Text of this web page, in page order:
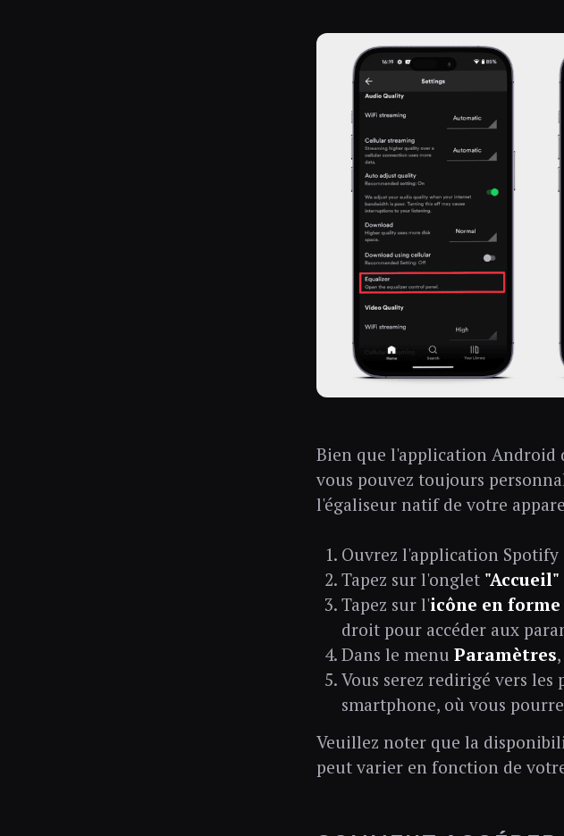
Bien que l'application Android
vous pouvez toujours
l'égaliseur natif de votre
Ouvrez l'application
Tapez sur l'onglet "Accueil"
Tapez sur l'icône en
droit pour accéder aux
Dans le menu Paramètres
Vous serez redirigé vers
smartphone, où vous
Veuillez noter que la
peut varier en fonction de